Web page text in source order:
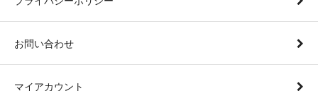
お問い合わせ
マイアカウント